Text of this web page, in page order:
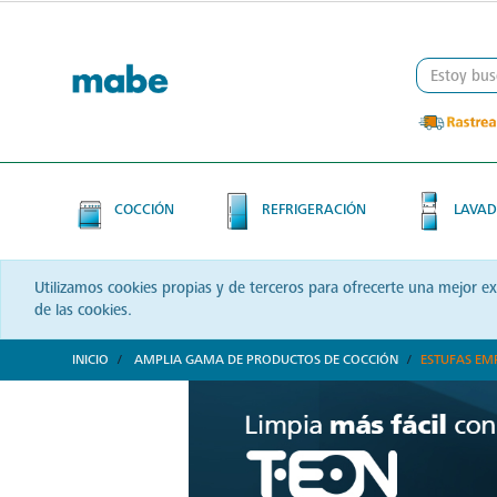
COCCIÓN REFRIGERACIÓN
Utilizamos cookies propias y de terceros para ofrecerte una mejor
de las cookies.
INICIO AMPLIA GAMA DE PRODUCTOS DE COCCIÓN ESTUFAS